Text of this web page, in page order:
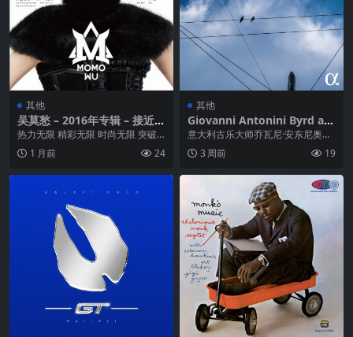
其他
吴莫愁 – 2016年专辑 – 接近无
限 Hi-Res / Flac
热力无限 精彩无限 时尚无限 突破
无限 颠覆时代的全能女声 90后音乐
新力量的领...
1 月前 24
其他
Giovanni Antonini Byrd an
d the Bird 2026-04-24 FLAC
96kHz 24bit qobuz
意大利古乐大师乔瓦尼·安东尼奥尼
2026年新作《Byrd and the Bir...
3 周前 19